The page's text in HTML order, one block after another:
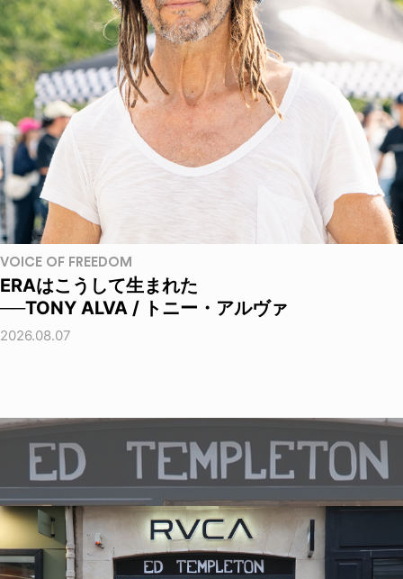
VOICE OF FREEDOM
ERAはこうして生まれた
──TONY ALVA / トニー・アルヴァ
2026.08.07